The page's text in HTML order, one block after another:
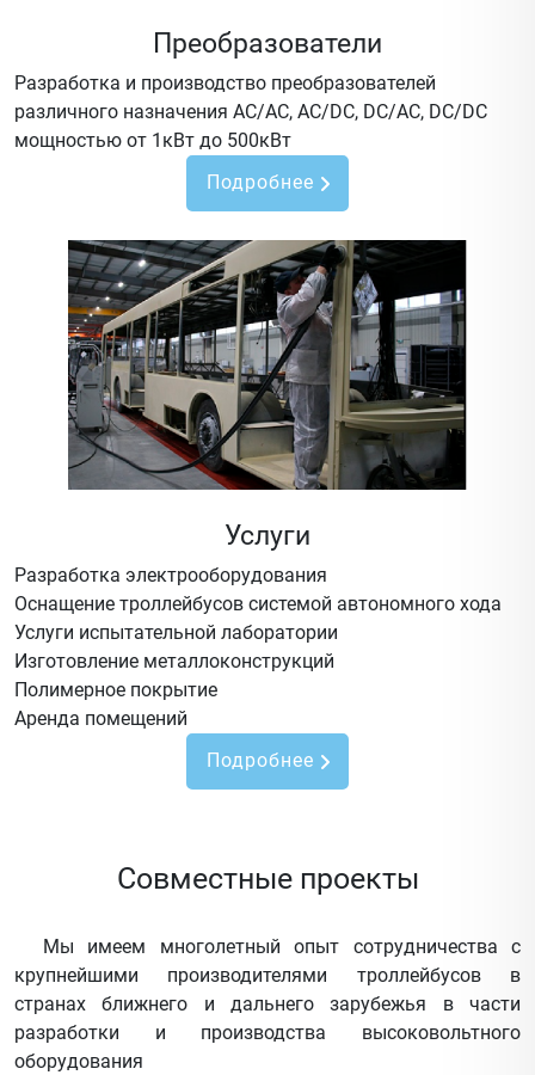
Преобразователи
Разработка и производство преобразователей
различного назначения AC/AC, AC/DC, DC/AC, DC/DC
мощностью от 1кВт до 500кВт
Подробнее
Услуги
Разработка электрооборудования
Оснащение троллейбусов системой автономного хода
Услуги испытательной лаборатории
Изготовление металлоконструкций
Полимерное покрытие
Аренда помещений
Подробнее
Совместные проекты
Мы имеем многолетный опыт сотрудничества с
крупнейшими производителями троллейбусов в
странах ближнего и дальнего зарубежья в части
разработки и производства высоковольтного
оборудования